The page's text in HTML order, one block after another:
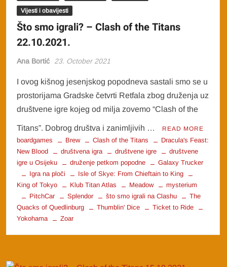
Vijesti i obavijesti
Što smo igrali? – Clash of the Titans
22.10.2021.
Ana Bortić 23. October 2021
I ovog kišnog jesenjskog popodneva sastali smo se u
prostorijama Gradske četvrti Retfala zbog druženja uz
društvene igre kojeg od milja zovemo “Clash of the
Titans”. Dobrog društva i zanimljivih … READ MORE
boardgames Brew Clash of the Titans
Dracula's Feast:
New Blood
društvena igra društvene igre
društvene
igre u Osijeku
druženje petkom popodne
Galaxy Trucker
Igra na ploči
Isle of Skye: From Chieftain to King
King of Tokyo
Klub Titan Atlas Meadow
mysterium
PitchCar
Splendor što smo igrali na Clashu
The
Quacks of Quedlinburg
Thumblin' Dice
Ticket to Ride
Yokohama
Zoar